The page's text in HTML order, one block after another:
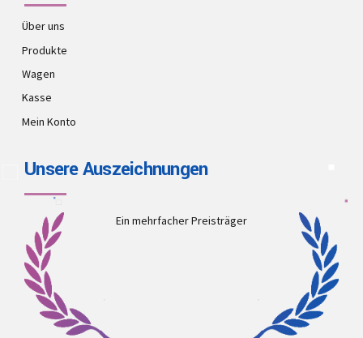
Über uns
Produkte
Wagen
Kasse
Mein Konto
Unsere Auszeichnungen
Ein mehrfacher Preisträger